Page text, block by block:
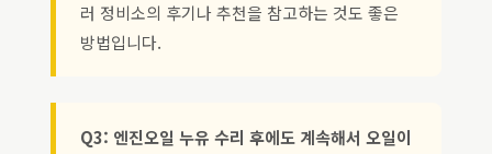
러 정비소의 후기나 추천을 참고하는 것도 좋은
방법입니다.
Q3: 엔진오일 누유 수리 후에도 계속해서 오일이